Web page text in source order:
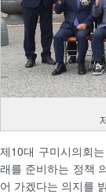
제10대 구미시의회
래를 준비하는 정책
어 가겠다는 의지를